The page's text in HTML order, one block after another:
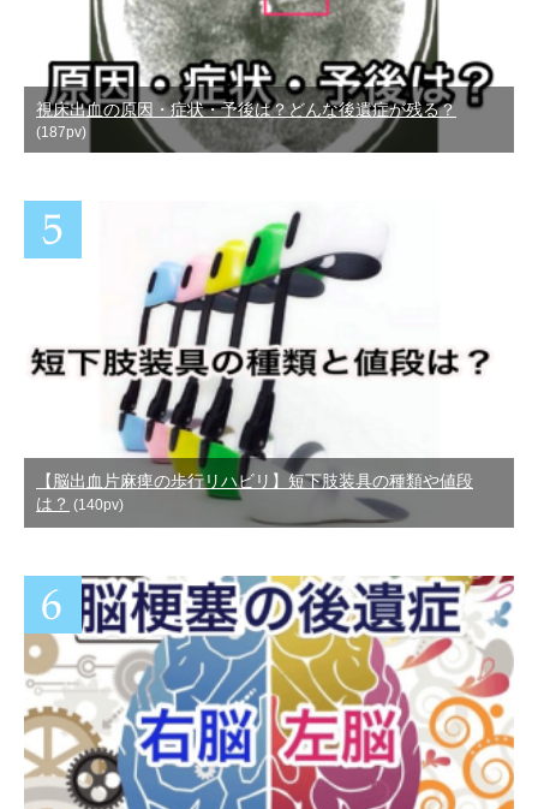
視床出血の原因・症状・予後は？どんな後遺症が残る？
(187pv)
【脳出血片麻痺の歩行リハビリ】短下肢装具の種類や値段
は？ (140pv)